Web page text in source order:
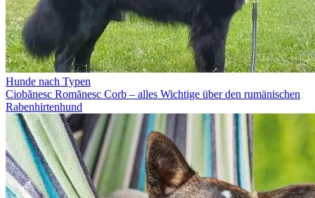
Hunde nach Typen
Ciobănesc Romănesc Corb – alles Wichtige über den rumänischen
Rabenhirtenhund